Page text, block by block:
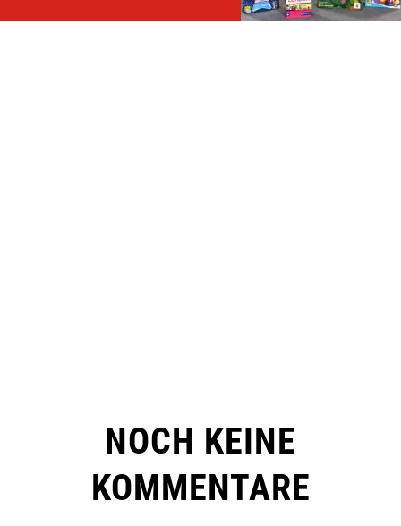
NOCH KEINE
KOMMENTARE